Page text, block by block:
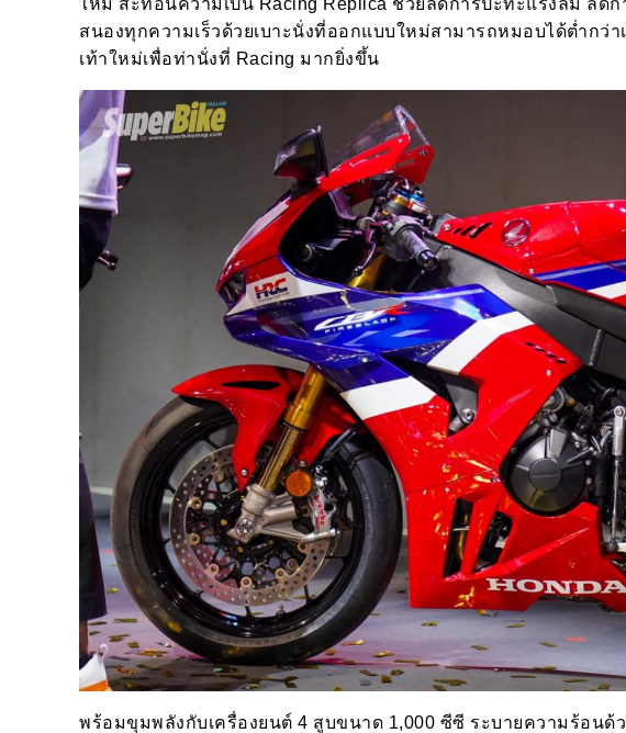
ใหม่ สะท้อนความเป็น Racing Replica ช่วยลดการปะทะแรงลม ลด
สนองทุกความเร็วด้วยเบาะนั่งที่ออกแบบใหม่สามารถหมอบได้ต่ำกว่า
เท้าใหม่เพื่อท่านั่งที่ Racing มากยิ่งขึ้น
พร้อมขุมพลังกับเครื่องยนต์ 4 สูบขนาด 1,000 ซีซี ระบายความร้อนด้